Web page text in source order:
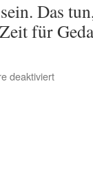
Das
für
deaktiviertfür